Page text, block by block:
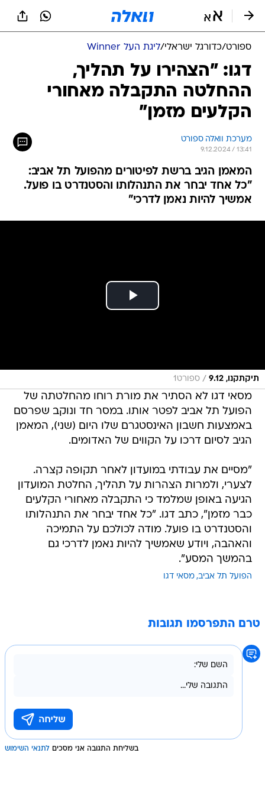
ספורט/כדורגל ישראלי/ליגת העל Winner
דגו: "הצהירו על תהליך,
ההחלטה התקבלה מאחורי
הקלעים מזמן"
מערכת וואלה ספורט
9.12.2024 / 13:41
המאמן הגיב ברשת לפיטורים מהפועל תל אביב:
"כל אחד יבחר את התנהלותו והסטנדרט בו פועל.
אמשיך להיות נאמן לדרכי"
תיקתקנו, 9.12 / ספורט1
מסאי דגו לא הסתיר את מורת רוחו מהחלטתה של
הפועל תל אביב לפטר אותו. במסר חד ונוקב שפרסם
באמצעות חשבון האינסטגרם שלו היום (שני), המאמן
הגיב לסיום דרכו על הקווים של האדומים.
"מסיים את עבודתי במועדון לאחר תקופה קצרה.
לצערי, ולמרות הצהרות על תהליך, החלטת המועדון
הגיעה באופן שמלמד כי התקבלה מאחורי הקלעים
כבר מזמן", כתב דגו. "כל אחד יבחר את התנהלותו
והסטנדרט בו פועל. מודה לכולכם על התמיכה
והאהבה, ויודע שאמשיך להיות נאמן לדרכי גם
בהמשך המסע".
הפועל תל אביב מסאי דגו
טרם התפרסמו תגובות
בשליחת התגובה אני מסכים לתנאי השימוש